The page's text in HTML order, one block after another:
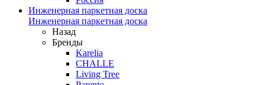
Инженерная паркетная доска
Инженерная паркетная доска
Назад
Бренды
Karelia
CHALLE
Living Tree